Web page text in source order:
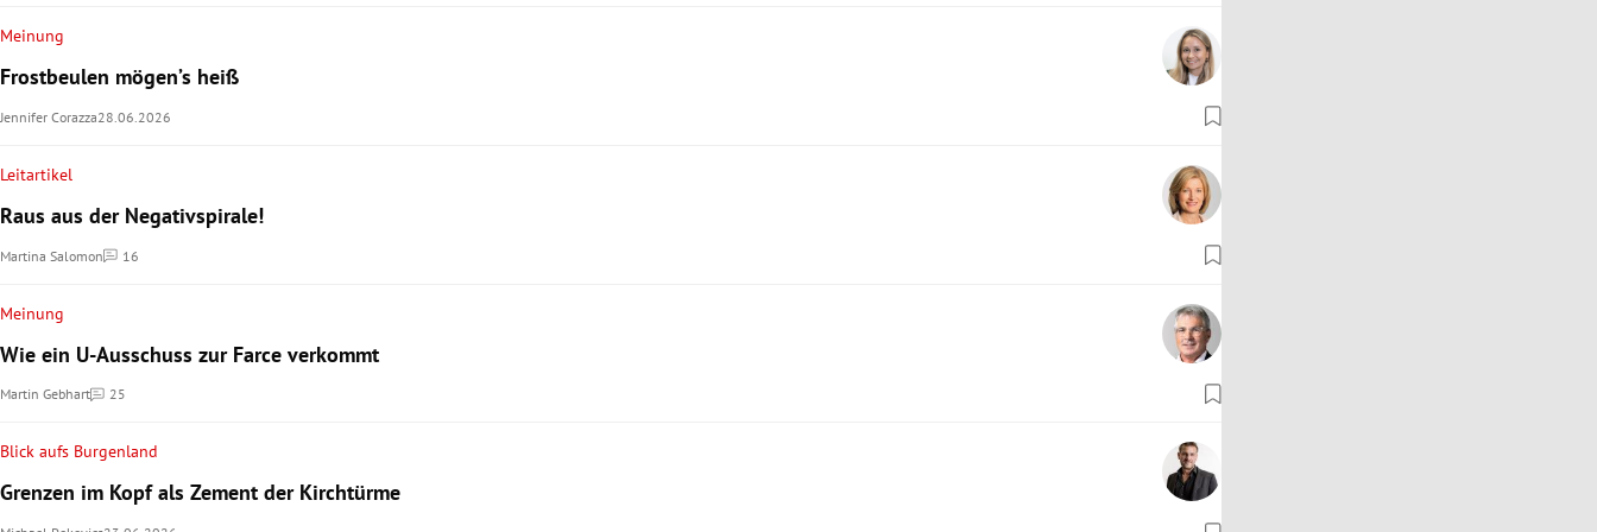
Meinung
Frostbeulen mögen’s heiß
Jennifer Corazza28.06.2026
Leitartikel
Raus aus der Negativspirale!
Martina Salomon 16
Kommentare
Meinung
Wie ein U-Ausschuss zur Farce verkommt
Martin Gebhart 25
Kommentare
Blick aufs Burgenland
Grenzen im Kopf als Zement der Kirchtürme